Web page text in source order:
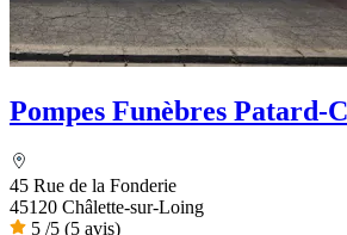
Pompes Funèbres Patard-
45 Rue de la Fonderie
45120 Châlette-sur-Loing
5 /5 (5 avis)